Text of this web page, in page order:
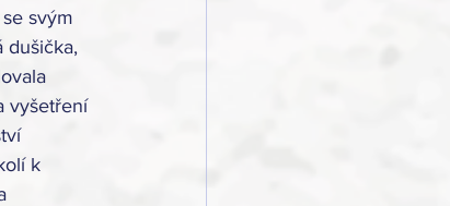
svým
dušička,
vyšetření
k